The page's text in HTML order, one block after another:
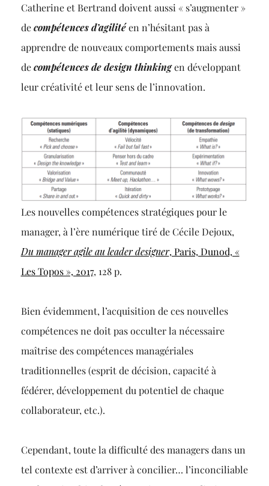
Catherine et Bertrand doivent aussi « s’augmenter »
decompétences d’agilitéen n’hésitant pas à
apprendre de nouveaux comportements mais aussi
decompétences de design thinkingen développant
leur créativité et leur sens de l’innovation.
Les nouvelles compétences stratégiques pour le
manager, à l’ère numérique tiré de Cécile Dejoux,
Du manager agile au leader designer, Paris, Dunod, «
Les Topos », 2017, 128 p.
Bien évidemment, l’acquisition de ces nouvelles
compétences ne doit pas occulter la nécessaire
maîtrise des compétences managériales
traditionnelles (esprit de décision, capacité à
fédérer, développement du potentiel de chaque
collaborateur, etc.).
Cependant, toute la difficulté des managers dans un
tel contexte est d’arriver à concilier… l’inconciliable